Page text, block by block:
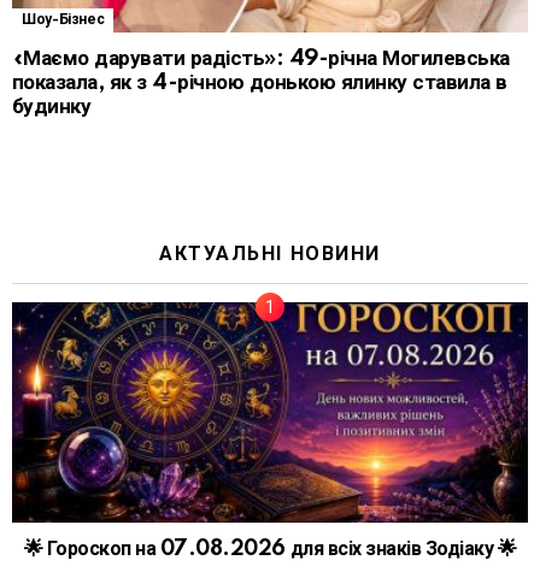
Шоу-Бізнес
«Маємо дарувати радість»: 49-річна Могилевська
показала, як з 4-річною донькою ялинку ставила в
будинку
АКТУАЛЬНІ НОВИНИ
🌟 Гороскоп на 07.08.2026 для всіх знаків Зодіаку 🌟